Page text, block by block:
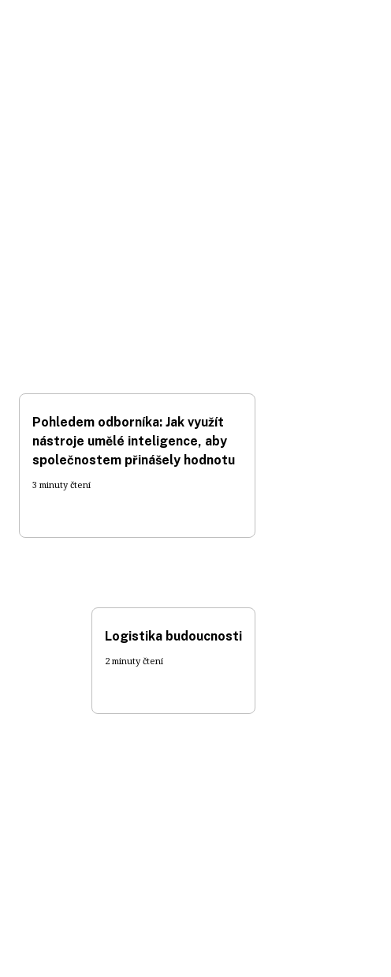
Pohledem odborníka: Jak využít
nástroje umělé inteligence, aby
společnostem přinášely hodnotu
3 minuty čtení
Logistika budoucnosti
2 minuty čtení